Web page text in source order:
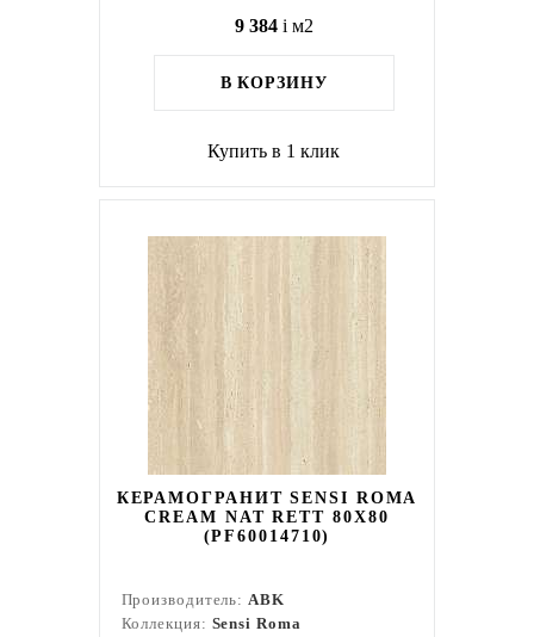
9 384 i м2
В КОРЗИНУ
Купить в 1 клик
КЕРАМОГРАНИТ SENSI ROMA
CREAM NAT RETT 80X80
(PF60014710)
Производитель:ABK
Коллекция: Sensi Roma